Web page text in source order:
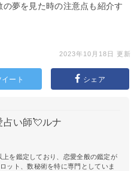
夢を見た時の注意点も紹介す
2023年10月18日 更新
イート シェア
占い師💘ルナ
を鑑定しており、恋愛全般の鑑定が
ット、数秘術を特に専門としていま